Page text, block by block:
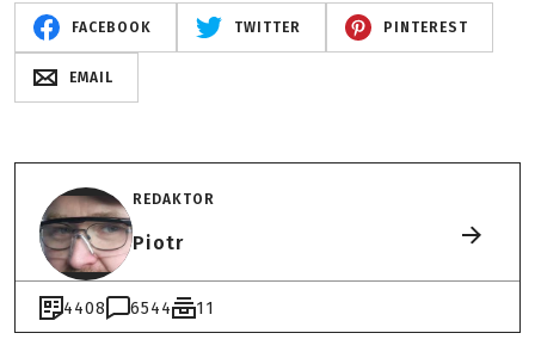
FACEBOOK TWITTER PINTEREST
EMAIL
REDAKTOR
Piotr
4408 6544 11